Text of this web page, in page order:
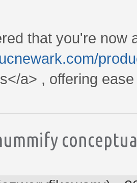
that you're now
a> , offering